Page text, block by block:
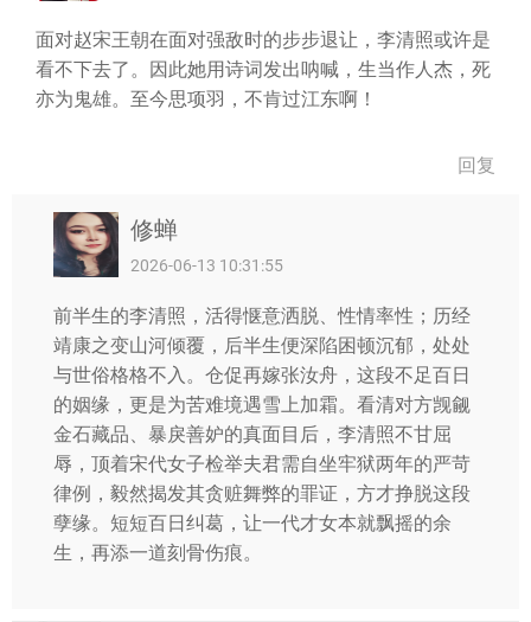
​面对赵宋王朝在面对强敌时的步步退让，李清照或许是
看不下去了。因此她用诗词发出呐喊，生当作人杰，死
亦为鬼雄。至今思项羽，不肯过江东啊！
回复
修蝉
2026-06-13 10:31:55
前半生的李清照，活得惬意洒脱、性情率性；历经
靖康之变山河倾覆，后半生便深陷困顿沉郁，处处
与世俗格格不入。仓促再嫁张汝舟，这段不足百日
的姻缘，更是为苦难境遇雪上加霜。看清对方觊觎
金石藏品、暴戾善妒的真面目后，李清照不甘屈
辱，顶着宋代女子检举夫君需自坐牢狱两年的严苛
律例，毅然揭发其贪赃舞弊的罪证，方才挣脱这段
孽缘。短短百日纠葛，让一代才女本就飘摇的余
生，再添一道刻骨伤痕。